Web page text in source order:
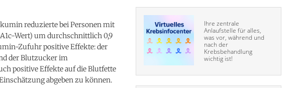
reduzierte bei Personen mit
Wert) um durchschnittlich 0,9
Zufuhr positive Effekte: der
der Blutzucker im
positive Effekte auf die Blutfette
abgeben zu können.
Ihre zentrale
Anlaufstelle für alles,
was vor, während und
nach der
Krebsbehandlung
wichtig ist!